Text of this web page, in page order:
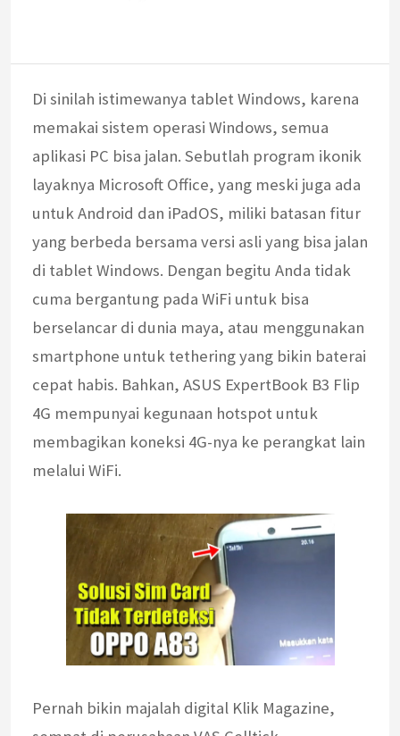
Di sinilah istimewanya tablet Windows, karena
memakai sistem operasi Windows, semua
aplikasi PC bisa jalan. Sebutlah program ikonik
layaknya Microsoft Office, yang meski juga ada
untuk Android dan iPadOS, miliki batasan fitur
yang berbeda bersama versi asli yang bisa jalan
di tablet Windows. Dengan begitu Anda tidak
cuma bergantung pada WiFi untuk bisa
berselancar di dunia maya, atau menggunakan
smartphone untuk tethering yang bikin baterai
cepat habis. Bahkan, ASUS ExpertBook B3 Flip
4G mempunyai kegunaan hotspot untuk
membagikan koneksi 4G-nya ke perangkat lain
melalui WiFi.
Pernah bikin majalah digital Klik Magazine,